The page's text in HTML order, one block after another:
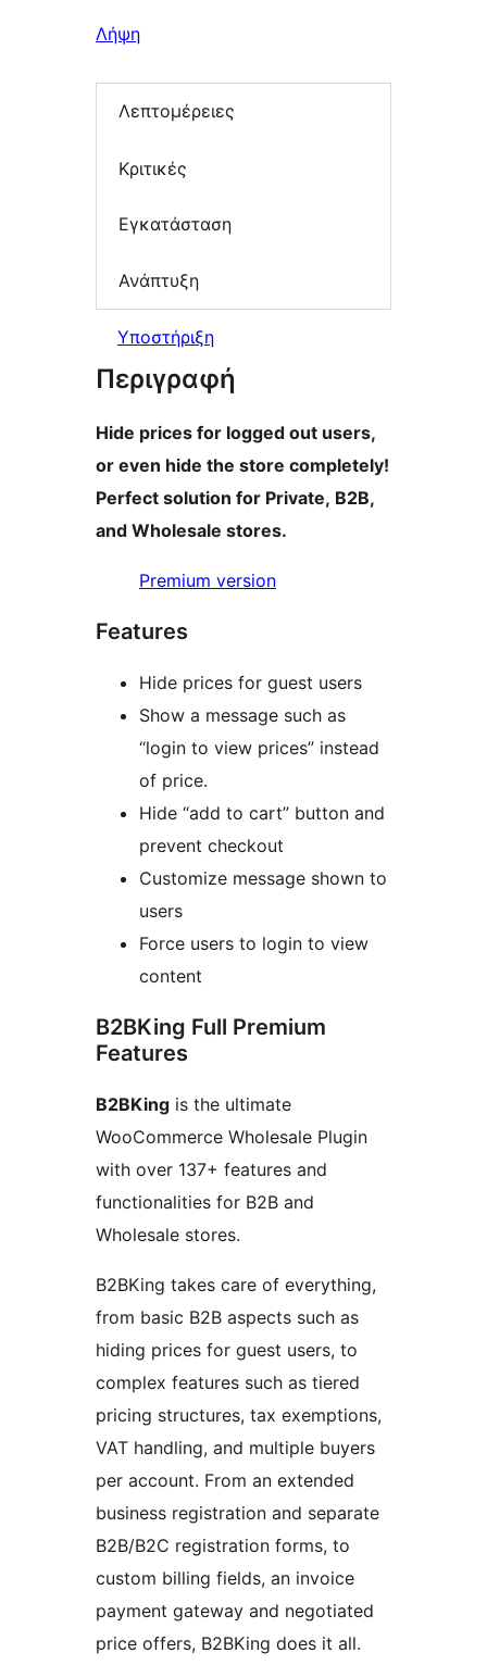
Λήψη
Λεπτομέρειες
Κριτικές
Εγκατάσταση
Ανάπτυξη
Υποστήριξη
Περιγραφή
Hide prices for logged out users,
or even hide the store completely!
Perfect solution for Private, B2B,
and Wholesale stores.
Premium version
Features
Hide prices for guest users
Show a message such as
“login to view prices” instead
of price.
Hide “add to cart” button and
prevent checkout
Customize message shown to
users
Force users to login to view
content
B2BKing Full Premium
Features
B2BKing is the ultimate
WooCommerce Wholesale Plugin
with over 137+ features and
functionalities for B2B and
Wholesale stores.
B2BKing takes care of everything,
from basic B2B aspects such as
hiding prices for guest users, to
complex features such as tiered
pricing structures, tax exemptions,
VAT handling, and multiple buyers
per account. From an extended
business registration and separate
B2B/B2C registration forms, to
custom billing fields, an invoice
payment gateway and negotiated
price offers, B2BKing does it all.